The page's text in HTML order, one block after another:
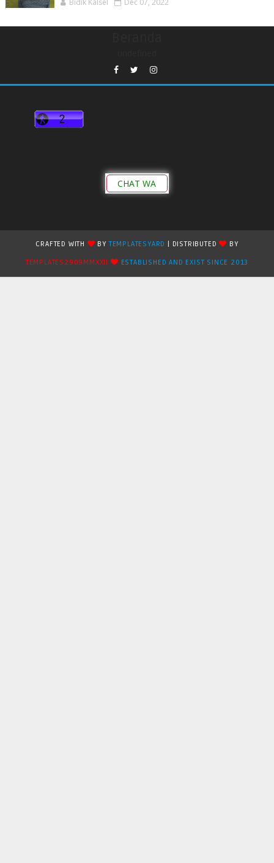
Bidik Kalsel Dec 07, 2022
CHAT WA
CRAFTED WITH BYTEMPLATESYARD | DISTRIBUTED
BY
TEMPLATES2909MMXXII
ESTABLISHED AND EXIST SINCE 2013